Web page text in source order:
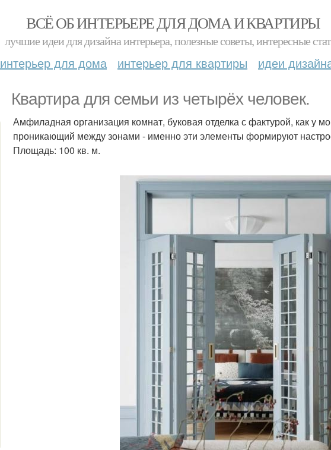
ВСЁ ОБ ИНТЕРЬЕРЕ ДЛЯ ДОМА И КВАРТИРЫ
лучшие идеи для дизайна интерьера, полезные советы, интересные
интерьер для дома интерьер для квартиры идеи
Квартира для семьи из четырёх человек.
Амфиладная организация комнат, буковая отделка с фактурой, как у
проникающий между зонами - именно эти элементы формируют
Площадь: 100 кв. м.